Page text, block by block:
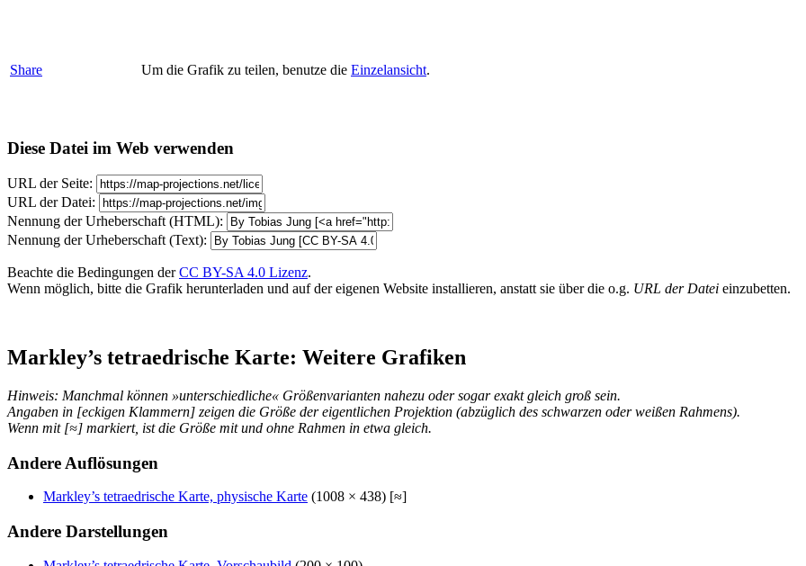
Share Um die Grafik zu teilen, benutze die Einzelansicht.
Diese Datei im Web verwenden
URL der Seite:
URL der Datei:
Nennung der Urheberschaft (HTML):
Nennung der Urheberschaft (Text):
Beachte die Bedingungen derCC BY-SA 4.0 Lizenz.
Wenn möglich, bitte die Grafik herunterladen und auf der eigenen Website installieren, anstatt sie über die o.g. URL der Datei einzubetten.
Markley’s tetraedrische Karte: Weitere Grafiken
Hinweis: Manchmal können »unterschiedliche« Größenvarianten nahezu oder sogar exakt gleich groß sein.
Angaben in [eckigen Klammern] zeigen die Größe der eigentlichen Projektion (abzüglich des schwarzen oder weißen Rahmens).
Wenn mit [≈] markiert, ist die Größe mit und ohne Rahmen in etwa gleich.
Andere Auflösungen
Markley’s tetraedrische Karte, physische Karte (1008 × 438) [≈]
Andere Darstellungen